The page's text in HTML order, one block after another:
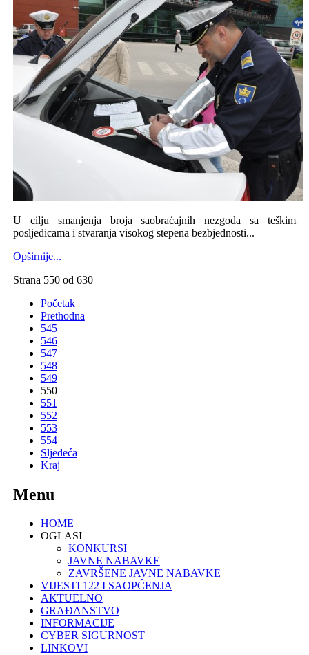
U cilju smanjenja broja saobraćajnih nezgoda sa teškim
posljedicama i stvaranja visokog stepena bezbjednosti...
Opširnije...
Strana 550 od 630
Početak
Prethodna
545
546
547
548
549
550
551
552
553
554
Sljedeća
Kraj
Menu
HOME
OGLASI
KONKURSI
JAVNE NABAVKE
ZAVRŠENE JAVNE NABAVKE
VIJESTI 122 I SAOPĆENJA
AKTUELNO
GRAĐANSTVO
INFORMACIJE
CYBER SIGURNOST
LINKOVI